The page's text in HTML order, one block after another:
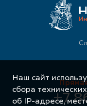
+7
Наш сайт
сбора
об IP-адресе,